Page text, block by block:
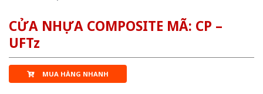
CỬA NHỰA COMPOSITE MÃ: CP –
UFTz
MUA HÀNG NHANH